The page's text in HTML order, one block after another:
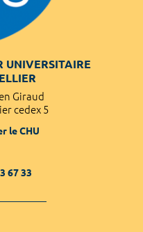
UNIVERSITAIRE
Giraud
cedex 5
le CHU
67 33